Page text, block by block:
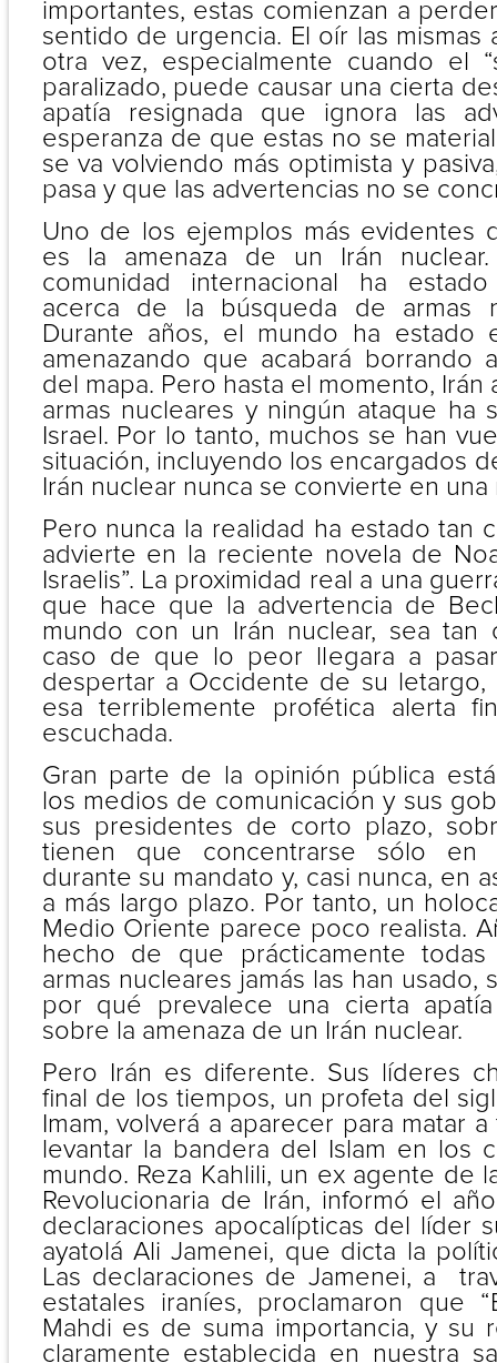
importantes, estas comienzan a
sentido de urgencia. El oír las mismas
otra vez, especialmente cuando el
paralizado, puede causar una cierta
apatía resignada que ignora las
esperanza de que estas no se
se va volviendo más optimista y
pasa y que las advertencias no se
Uno de los ejemplos más evidentes
es la amenaza de un Irán
comunidad internacional ha
acerca de la búsqueda de armas
Durante años, el mundo ha estado
amenazando que acabará borrando
del mapa. Pero hasta el momento,
armas nucleares y ningún ataque ha
Israel. Por lo tanto, muchos se han
situación, incluyendo los encargados
Irán nuclear nunca se convierte en una
Pero nunca la realidad ha estado tan
advierte en la reciente novela de
Israelis”. La proximidad real a una
que hace que la advertencia de
mundo con un Irán nuclear, sea tan
caso de que lo peor llegara a
despertar a Occidente de su letargo,
esa terriblemente profética alerta
escuchada.
Gran parte de la opinión pública
los medios de comunicación y sus
sus presidentes de corto plazo,
tienen que concentrarse sólo en
durante su mandato y, casi nunca, en
a más largo plazo. Por tanto, un
Medio Oriente parece poco realista.
hecho de que prácticamente
armas nucleares jamás las han
por qué prevalece una cierta
sobre la amenaza de un Irán nuclear.
Pero Irán es diferente. Sus líderes
final de los tiempos, un profeta del
Imam, volverá a aparecer para matar
levantar la bandera del Islam en los
mundo. Reza Kahlili, un ex agente de
Revolucionaria de Irán, informó el
declaraciones apocalípticas del líder
ayatolá Ali Jamenei, que dicta la
Las declaraciones de Jamenei, a
estatales iraníes, proclamaron que
Mahdi es de suma importancia, y su
claramente establecida en nuestra